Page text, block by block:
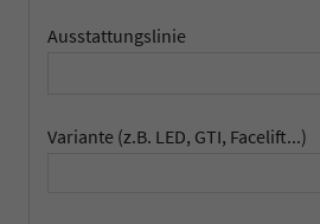
Ausstattungslinie
Variante (z.B. LED, GTI, Facelift...)